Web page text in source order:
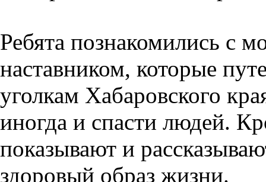
Ребята познакомились с
наставником, которые
уголкам Хабаровского
иногда и спасти людей.
показывают и
здоровый образ жизни.